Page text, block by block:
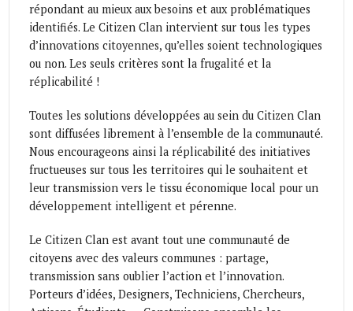
répondant au mieux aux besoins et aux problématiques
identifiés. Le Citizen Clan intervient sur tous les types
d’innovations citoyennes, qu’elles soient technologiques
ou non. Les seuls critères sont la frugalité et la
réplicabilité !
Toutes les solutions développées au sein du Citizen Clan
sont diffusées librement à l’ensemble de la communauté.
Nous encourageons ainsi la réplicabilité des initiatives
fructueuses sur tous les territoires qui le souhaitent et
leur transmission vers le tissu économique local pour un
développement intelligent et pérenne.
Le Citizen Clan est avant tout une communauté de
citoyens avec des valeurs communes : partage,
transmission sans oublier l’action et l’innovation.
Porteurs d’idées, Designers, Techniciens, Chercheurs,